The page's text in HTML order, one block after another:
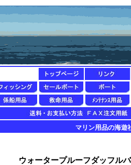
マリン用品の海
ウォータープルーフダッフ